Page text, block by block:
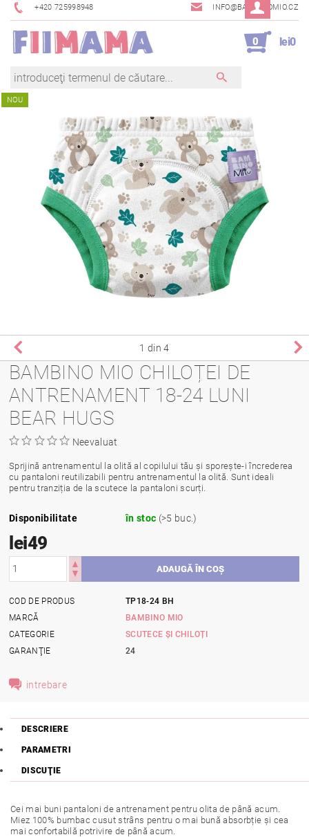
+420 725998948 INFO@BAMBINOMIO.CZ
0 lei0
NOU
1 din 4
BAMBINO MIO CHILOȚEI DE
ANTRENAMENT 18-24 LUNI
BEAR HUGS
Neevaluat
Sprijină antrenamentul la olită al copilului tău și sporește-i încrederea
cu pantaloni reutilizabili pentru antrenamentul la olită. Sunt ideali
pentru tranziția de la scutece la pantaloni scurți.
Disponibilitate în stoc (>5 buc.)
lei49
COD DE PRODUS
TP18-24 BH
MARCĂ
BAMBINO MIO
CATEGORIE
SCUTECE ȘI CHILOȚI
GARANŢIE
24
intrebare
DESCRIERE
PARAMETRI
DISCUŢIE
Cei mai buni pantaloni de antrenament pentru olita de până acum.
Miez 100% bumbac cusut strâns pentru o mai bună absorbție și cea
mai confortabilă potrivire de până acum.